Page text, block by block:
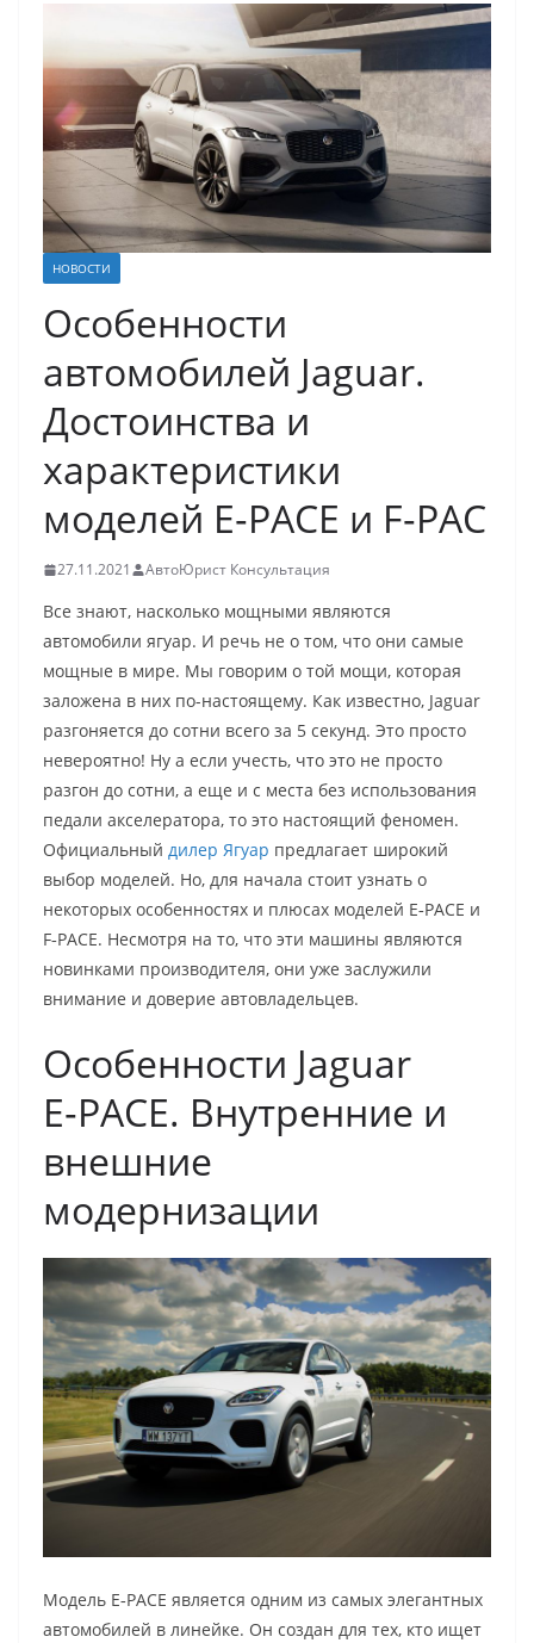
НОВОСТИ
Особенности
автомобилей Jaguar.
Достоинства и
характеристики
моделей E‑PACE и F‑PAC
27.11.2021 АвтоЮрист Консультация
Все знают, насколько мощными являются
автомобили ягуар. И речь не о том, что они самые
мощные в мире. Мы говорим о той мощи, которая
заложена в них по-настоящему. Как известно, Jaguar
разгоняется до сотни всего за 5 секунд. Это просто
невероятно! Ну а если учесть, что это не просто
разгон до сотни, а еще и с места без использования
педали акселератора, то это настоящий феномен.
Официальный дилер Ягуар предлагает широкий
выбор моделей. Но, для начала стоит узнать о
некоторых особенностях и плюсах моделей E‑PACE и
F‑PACE. Несмотря на то, что эти машины являются
новинками производителя, они уже заслужили
внимание и доверие автовладельцев.
Особенности Jaguar
E‑PACE. Внутренние и
внешние
модернизации
Модель E‑PACE является одним из самых элегантных
автомобилей в линейке. Он создан для тех, кто ищет